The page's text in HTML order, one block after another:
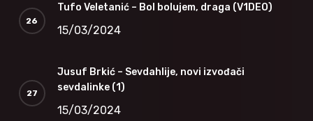
Tufo Veletanić – Bol bolujem, draga (V1DEO)
15/03/2024
Jusuf Brkić – Sevdahlije, novi izvođači
sevdalinke (1)
15/03/2024